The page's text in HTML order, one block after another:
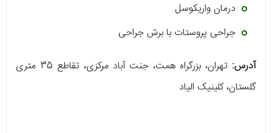
درمان واریکوسل
جراحی پروستات با برش جراحی
آدرس:
تهران، بزرگراه همت، جنت آباد مرکزی، تقاطع 35 متری
گلستان، کلینیک الیاد